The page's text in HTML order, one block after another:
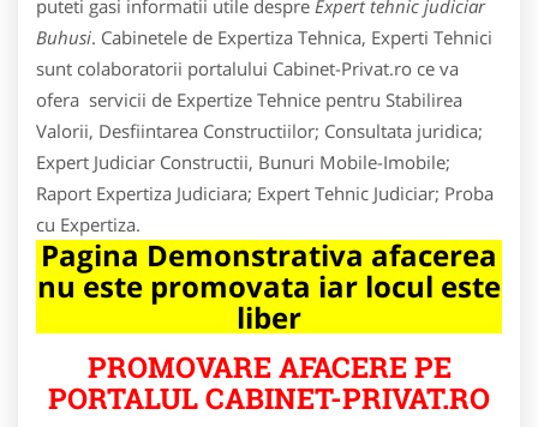
puteti gasi informatii utile despre Expert tehnic judiciar
Buhusi. Cabinetele de Expertiza Tehnica, Experti Tehnici
sunt colaboratorii portalului Cabinet-Privat.ro ce va
ofera servicii de Expertize Tehnice pentru Stabilirea
Valorii, Desfiintarea Constructiilor; Consultata juridica;
Expert Judiciar Constructii, Bunuri Mobile-Imobile;
Raport Expertiza Judiciara; Expert Tehnic Judiciar; Proba
cu Expertiza.
Pagina Demonstrativa afacerea
nu este promovata iar locul este
liber
PROMOVARE AFACERE PE
PORTALUL CABINET-PRIVAT.RO